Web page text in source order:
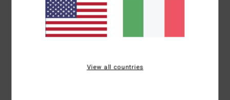
Marcatura:etichetta esterna Adventure Division sulla
tasca sul petto
View all countries